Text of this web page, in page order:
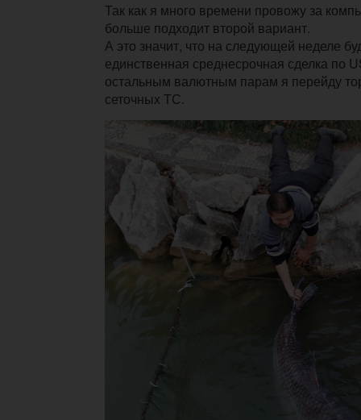
Так как я много времени провожу за
больше подходит второй вариант.
А это значит, что на следующей неделе
единственная среднесрочная сделка по
остальным валютным парам я перейду
сеточных ТС.